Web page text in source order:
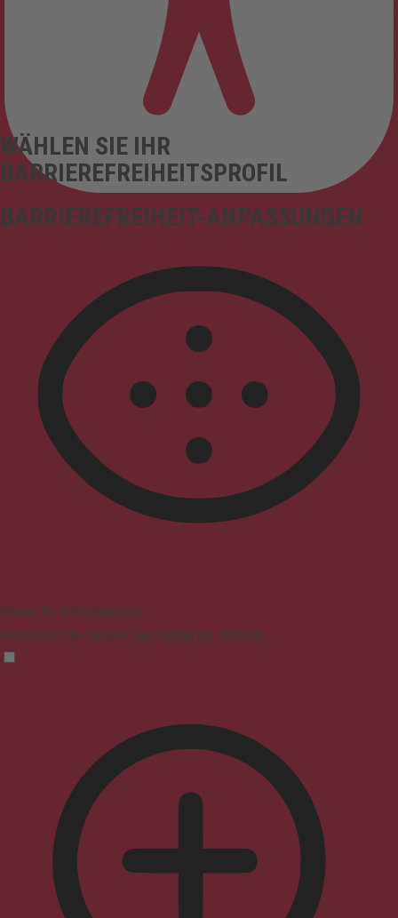
BARRIEREFREIHEIT-ANPASSUNGEN
WÄHLEN SIE IHR
BARRIEREFREIHEITSPROFIL
Modus für Sehbehinderte
Verbessert die visuelle Darstellung der Website